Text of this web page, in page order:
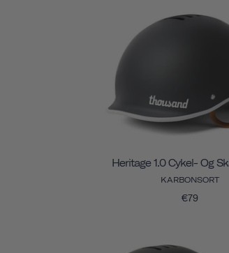
Heritage 1.0 Cykel- Og
KARBONSORT
€79